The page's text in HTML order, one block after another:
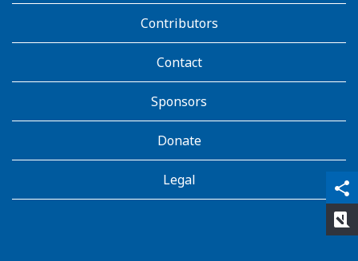
share
qr_code_scanner
content_copy
Contributors
Contact
Sponsors
Donate
Legal
rate_review